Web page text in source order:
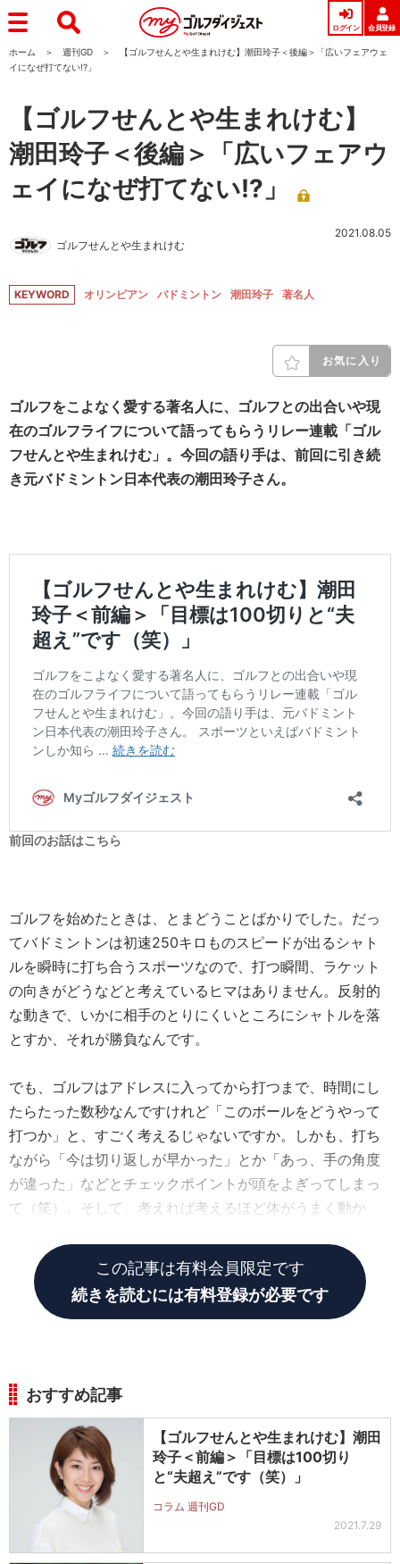
ログイン 会員登録
ホーム 週刊GD
【ゴルフせんとや生まれけむ】潮田玲子＜後編＞「広いフェアウェ
イになぜ打てない!?」
【ゴルフせんとや生まれけむ】
潮田玲子＜後編＞「広いフェアウ
ェイになぜ打てない!?」
ゴルフせんとや生まれけむ
2021.08.05
KEYWORD オリンピアン バドミントン 潮田玲子 著名人
お気に入り
ゴルフをこよなく愛する著名人に、ゴルフとの出合いや現
在のゴルフライフについて語ってもらうリレー連載「ゴル
フせんとや生まれけむ」。今回の語り手は、前回に引き続
き元バドミントン日本代表の潮田玲子さん。
前回のお話はこちら
ゴルフを始めたときは、とまどうことばかりでした。だっ
てバドミントンは初速250キロものスピードが出るシャト
ルを瞬時に打ち合うスポーツなので、打つ瞬間、ラケット
の向きがどうなどと考えているヒマはありません。反射的
な動きで、いかに相手のとりにくいところにシャトルを落
とすか、それが勝負なんです。
でも、ゴルフはアドレスに入ってから打つまで、時間にし
たらたった数秒なんですけれど「このボールをどうやって
打つか」と、すごく考えるじゃないですか。しかも、打ち
ながら「今は切り返しが早かった」とか「あっ、手の角度
が違った」などとチェックポイントが頭をよぎってしまっ
て（笑）。そして、考えれば考えるほど体がうまく動か
この記事は有料会員限定です
続きを読むには有料登録が必要です
おすすめ記事
【ゴルフせんとや生まれけむ】潮田
玲子＜前編＞「目標は100切り
と“夫超え”です（笑）」
コラム 週刊GD
2021.7.29